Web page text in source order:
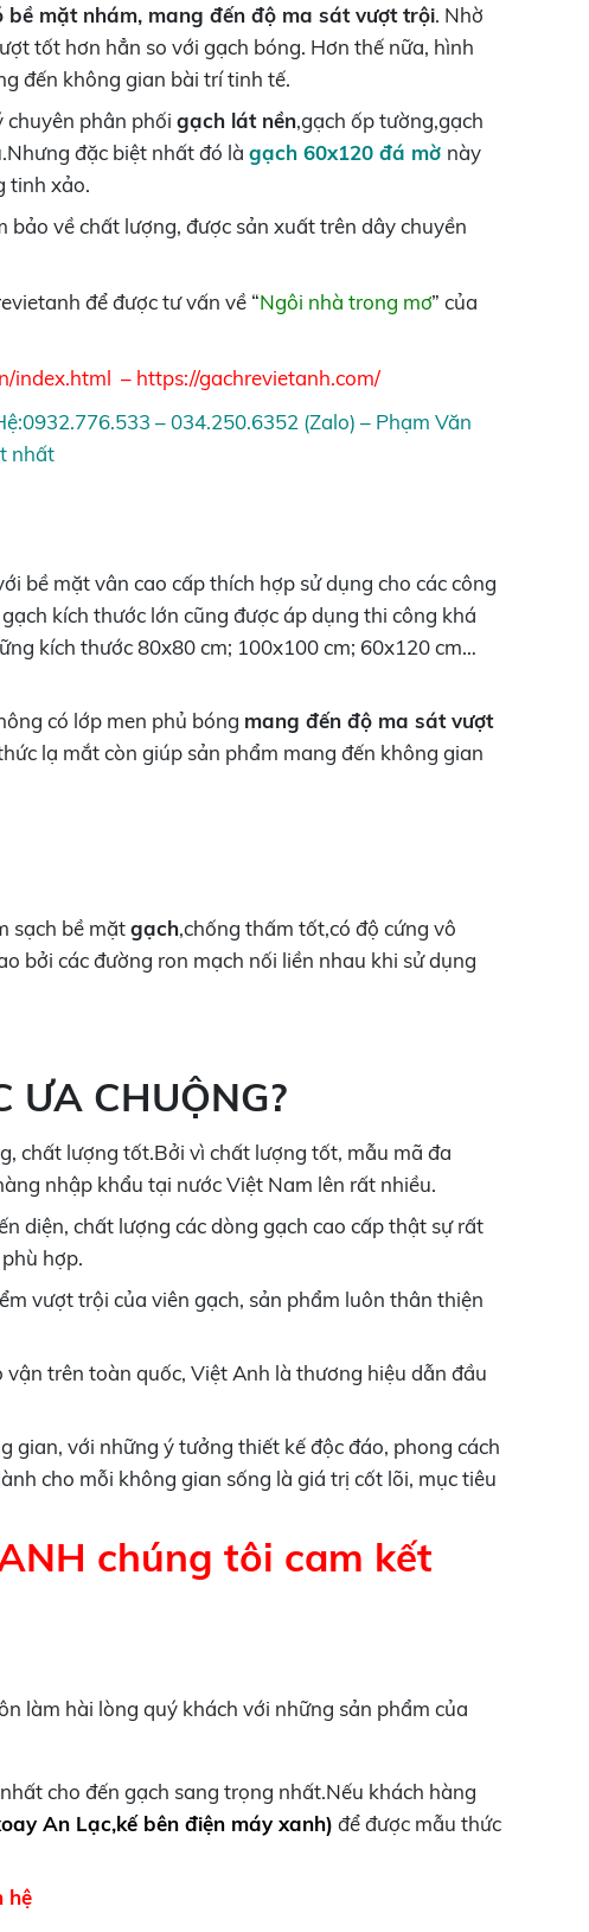
bề mặt nhám, mang đến độ ma sát vượt trội. Nhờ
tốt hơn hẳn so với gạch bóng. Hơn thế nữa, hình
đến không gian bài trí tinh tế.
chuyên phân phốigạch lát nền,gạch ốp tường,gạch
đặc biệt nhất đó làgạch 60x120 đá mờ này
tinh xảo.
bảo về chất lượng, được sản xuất trên dây chuyền
để được tư vấn về “Ngôi nhà trong mơ” của
index.html – https://gachrevietanh.com/
– 034.250.6352 (Zalo) – Phạm Văn
nhất
bề mặt vân cao cấp thích hợp sử dụng cho các công
kích thước lớn cũng được áp dụng thi công khá
kích thước 80x80 cm; 100x100 cm; 60x120 cm…
có lớp men phủ bóng mang đến độ ma sát vượt
lạ mắt còn giúp sản phẩm mang đến không gian
sạch bề mặtgạch,chống thấm tốt,có độ cứng vô
bởi các đường ron mạch nối liền nhau khi sử dụng
ƯA CHUỘNG?
chất lượng tốt.Bởi vì chất lượng tốt, mẫu mã đa
nhập khẩu tại nước Việt Nam lên rất nhiều.
diện, chất lượng các dòng gạch cao cấp thật sự rất
hợp.
vượt trội của viên gạch, sản phẩm luôn thân thiện
trên toàn quốc, Việt Anh là thương hiệu dẫn đầu
gian, với những ý tưởng thiết kế độc đáo, phong cách
cho mỗi không gian sống là giá trị cốt lõi, mục tiêu
chúng tôi cam kết
làm hài lòng quý khách với những sản phẩm của
cho đến gạch sang trọng nhất.Nếu khách hàng
An Lạc,kế bên điện máy xanh) để được mẫu thức
hệ